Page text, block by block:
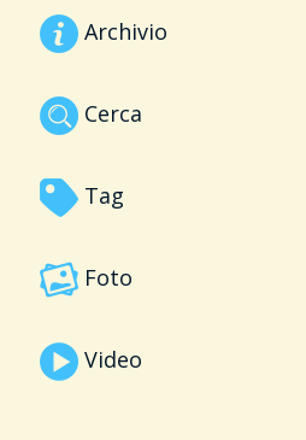
Archivio
Cerca
Tag
Foto
Video